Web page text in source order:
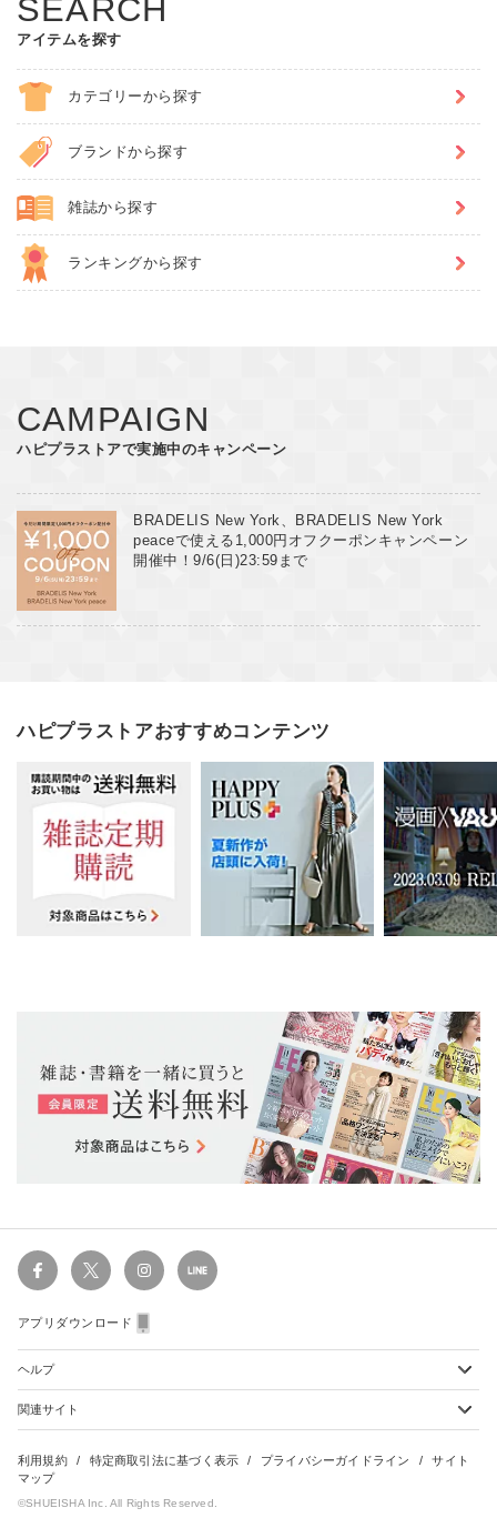
流フリルブラウスが夏服不足を解
消 | GOOD THINGS Vol.123
2026/8/7
SEARCH
アイテムを探す
カテゴリーから探す
ブランドから探す
雑誌から探す
ランキングから探す
CAMPAIGN
ハピプラストアで実施中のキャンペーン
BRADELIS New York、BRADELIS New York
peaceで使える1,000円オフクーポンキャンペーン
開催中！9/6(日)23:59まで
ハピプラストアおすすめコンテンツ
アプリダウンロード
ヘルプ
ショッピングガイド
会員特典のご案内
よくあるご質問
関連サイト
雑誌定期購読について
集英社Webマガジン Cobalt
利用規約 特定商取引法に基づく表示 プライバシーガイドライン
サイト
マップ
©SHUEISHA Inc. All Rights Reserved.